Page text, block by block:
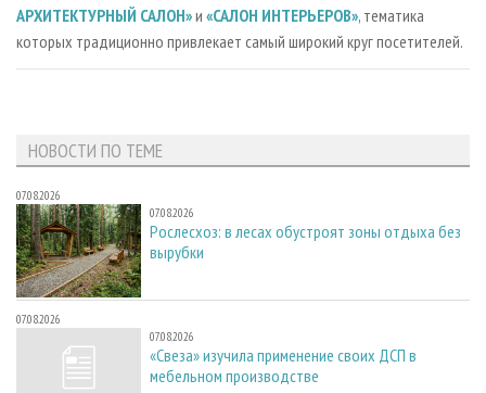
АРХИТЕКТУРНЫЙ САЛОН»и «САЛОН ИНТЕРЬЕРОВ», тематика
которых традиционно привлекает самый широкий круг посетителей.
НОВОСТИ ПО ТЕМЕ
07.08.2026
07.08.2026
Рослесхоз: в лесах обустроят зоны отдыха без
вырубки
07.08.2026
07.08.2026
«Свеза» изучила применение своих ДСП в
мебельном производстве